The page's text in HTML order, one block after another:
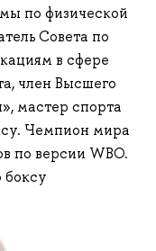
по физической
Совета по
в сфере
член Высшего
мастер спорта
Чемпион мира
по версии WBO.